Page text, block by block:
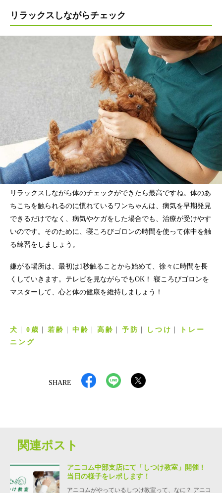
リラックスしながらチェック
リラックスしながら体のチェックができたら最高ですね。体のあ
ちこちを触られるのに慣れているワンちゃんは、病気を早期発見
できるだけでなく、病気やケガをした場合でも、治療が受けやす
いのです。そのために、寝ころびゴロンの時間を使って体中を触
る練習をしましょう。
嫌がる場所は、最初は1秒触ることから始めて、徐々に時間を長
くしていきます。テレビを見ながらでもOK！ 寝ころびゴロンを
マスターして、心と体の健康を維持しましょう！
犬 0歳 若齢 中齢 高齢 予防 しつけ
トレー
ニング
SHARE
関連ポスト
アニコム中部支店にて「しつけ教室」開催！
当日の様子をレポします！
アニコムがやっているしつけ教室って、なに？ アニコ